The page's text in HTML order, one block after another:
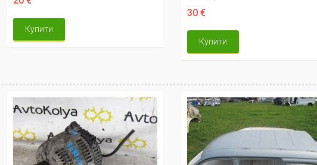
Купити
30 €
Купити